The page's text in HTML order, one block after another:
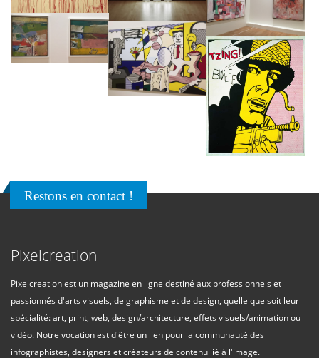
Restons en contact !
Pixelcreation
Pixelcreation est un magazine en ligne destiné aux professionnels et
passionnés d'arts visuels, de graphisme et de design, quelle que soit leur
spécialité: art, print, web, design/architecture, effets visuels/animation ou
vidéo. Notre vocation est d'être un lien pour la communauté des
infographistes, designers et créateurs de contenu lié à l'image.